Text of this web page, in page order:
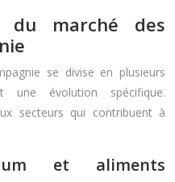
du marché des
se divise en plusieurs
une évolution spécifique.
secteurs qui contribuent à
et aliments